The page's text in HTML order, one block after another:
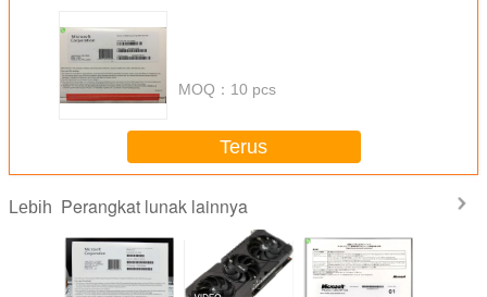
MOQ： 10 pcs
Terus
Lebih Perangkat lunak lainnya